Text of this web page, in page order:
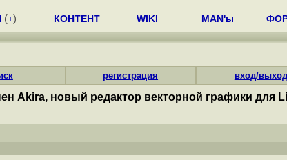
(+) КОНТЕНТ WIKI MAN'ы
регистрация вход/выход
Akira, новый редактор векторной графики для